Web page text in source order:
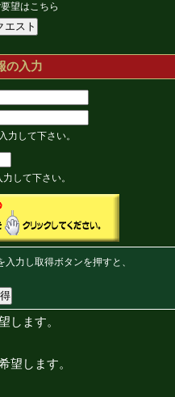
望はこちら
の入力
して下さい。
して下さい。
力し取得ボタンを押すと、
します。
望します。